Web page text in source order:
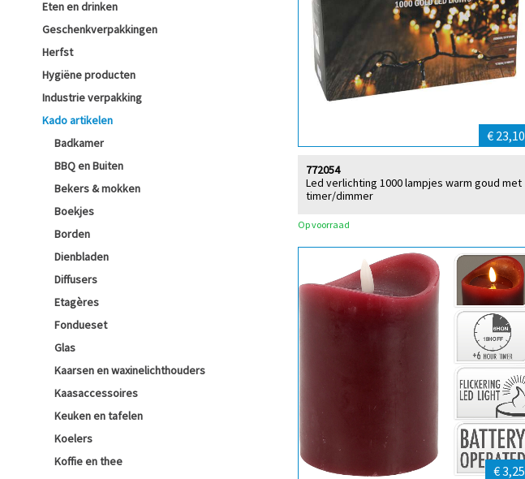
Eten en drinken
Geschenkverpakkingen
Herfst
Hygiëne producten
Industrie verpakking
Kado artikelen
Badkamer
BBQ en Buiten
Bekers & mokken
Boekjes
Borden
Dienbladen
Diffusers
Etagères
Fondueset
Glas
Kaarsen en waxinelichthouders
Kaasaccessoires
Keuken en tafelen
Koelers
Koffie en thee
€ 23,10
Led verlichting 1000 lampjes warm goud met
timer/dimmer
772054
Op voorraad
€ 3,25